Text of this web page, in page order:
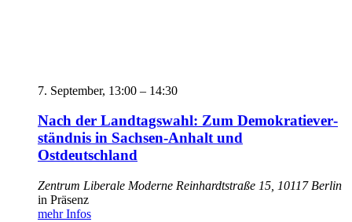
7. September, 13:00 – 14:30
Nach der Landtagswahl: Zum Demokra­tie­ver­
ständnis in Sachsen-Anhalt und
Ostdeutschland
Zentrum Liberale Moderne Reinhardtstraße 15, 10117 Berlin
in Präsenz
mehr Infos